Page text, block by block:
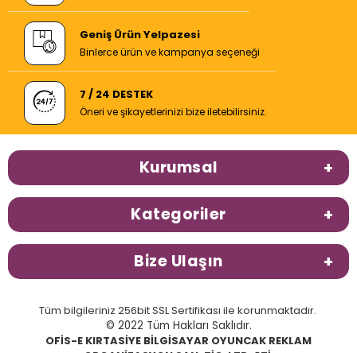
Geniş Ürün Yelpazesi
Binlerce ürün ve kampanya seçeneği
7 / 24 DESTEK
Öneri ve şikayetlerinizi bize iletebilirsiniz.
Kurumsal
Kategoriler
Bize Ulaşın
Tüm bilgileriniz 256bit SSL Sertifikası ile korunmaktadır.
© 2022 Tüm Hakları Saklıdır.
OFİS-E KIRTASİYE BİLGİSAYAR OYUNCAK REKLAM